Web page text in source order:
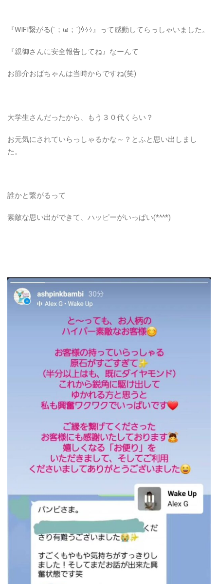
『WIFI繋がる(´；ω；`)ｳｩｩ』って感動してらっしゃいました。
『親御さんに安全報告してね』なーんて
お節介おばちゃんは当時からですね(笑)
大学生さんだったから、もう３０代くらい？
お元気にされていらっしゃるかな～？とふと思い出しまし
た。
誰かと繋がるって
素敵な思い出ができて、ハッピーがいっぱい(*^^*)